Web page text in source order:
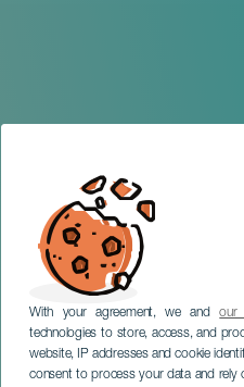
With your agreement, we andour
technologies to store, access, and
website, IP addresses and cookie
consent to process your data and rely
TENERIFE